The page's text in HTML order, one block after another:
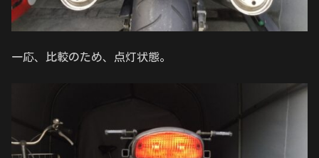
一応、比較のため、点灯状態。